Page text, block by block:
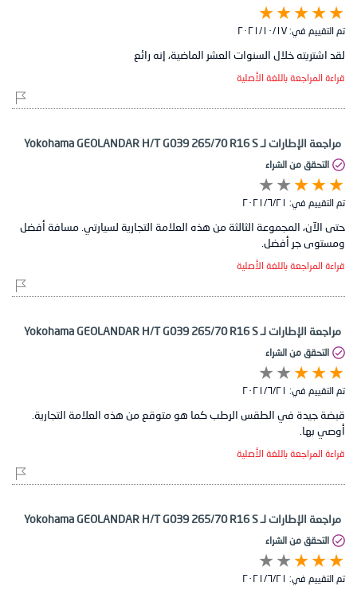
تم التقييم في: ١٧‏/١٠‏/٢٠٢١
لقد اشتريته خلال السنوات العشر الماضية، إنه رائع
قراءة المراجعة باللغة الأصلية
مراجعة الإطارات لـ Yokohama GEOLANDAR H/T G039 265/70 R16 S
التحقق من الشراء
تم التقييم في: ٢١‏/٦‏/٢٠٢١
حتى الآن، المجموعة الثالثة من هذه العلامة التجارية لسيارتي. مسافة أفضل
ومستوى جر أفضل.
قراءة المراجعة باللغة الأصلية
مراجعة الإطارات لـ Yokohama GEOLANDAR H/T G039 265/70 R16 S
التحقق من الشراء
تم التقييم في: ٢١‏/٦‏/٢٠٢١
قبضة جيدة في الطقس الرطب كما هو متوقع من هذه العلامة التجارية.
أوصي بها.
قراءة المراجعة باللغة الأصلية
مراجعة الإطارات لـ Yokohama GEOLANDAR H/T G039 265/70 R16 S
التحقق من الشراء
تم التقييم في: ٢١‏/٦‏/٢٠٢١